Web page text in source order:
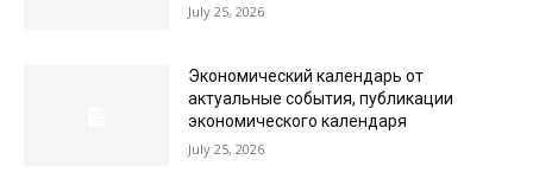
July 25, 2026
Экономический календарь от
актуальные события, публикации
экономического календаря
July 25, 2026